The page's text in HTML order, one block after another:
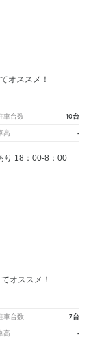
オススメ！
車台数 10台
高 -
り 18：00-8：00
オススメ！
車台数 7台
高 -